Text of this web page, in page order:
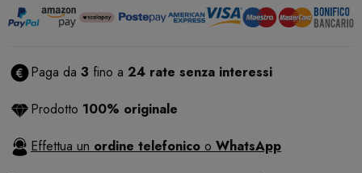
Paga da 3 fino a 24 rate senza interessi
Prodotto 100% originale
Effettua un ordine telefonico o WhatsApp